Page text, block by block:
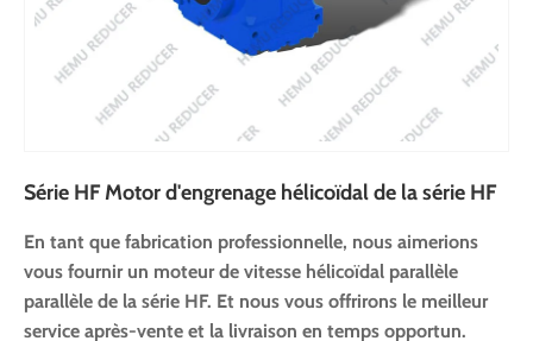
Série HF Motor d'engrenage hélicoïdal de la série HF
En tant que fabrication professionnelle, nous aimerions
vous fournir un moteur de vitesse hélicoïdal parallèle
parallèle de la série HF. Et nous vous offrirons le meilleur
service après-vente et la livraison en temps opportun.